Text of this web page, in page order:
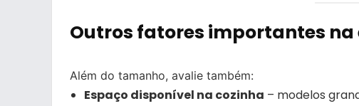
Outros fatores importantes na
Além do tamanho, avalie também:
Espaço disponível na cozinha – modelos